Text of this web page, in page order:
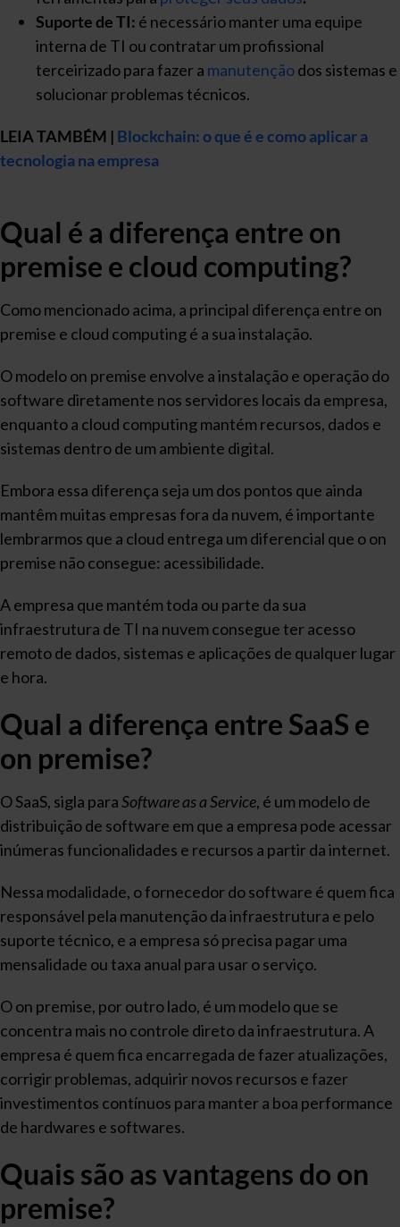
Suporte de TI: é necessário manter uma equipe
interna de TI ou contratar um profissional
terceirizado para fazer a manutençãodos sistemas e
solucionar problemas técnicos.
LEIA TAMBÉM | Blockchain: o que é e como aplicar a
tecnologia na empresa
Qual é a diferença entre on
premise e cloud computing?
Como mencionado acima, a principal diferença entre on
premise e cloud computing é a sua instalação.
O modelo on premise envolve a instalação e operação do
software diretamente nos servidores locais da empresa,
enquanto a cloud computing mantém recursos, dados e
sistemas dentro de um ambiente digital.
Embora essa diferença seja um dos pontos que ainda
mantêm muitas empresas fora da nuvem, é importante
lembrarmos que a cloud entrega um diferencial que o on
premise não consegue: acessibilidade.
A empresa que mantém toda ou parte da sua
infraestrutura de TI na nuvem consegue ter acesso
remoto de dados, sistemas e aplicações de qualquer lugar
e hora.
Qual a diferença entre SaaS e
on premise?
O SaaS, sigla paraSoftware as a Service, é um modelo de
distribuição de software em que a empresa pode acessar
inúmeras funcionalidades e recursos a partir da internet.
Nessa modalidade, o fornecedor do software é quem fica
responsável pela manutenção da infraestrutura e pelo
suporte técnico, e a empresa só precisa pagar uma
mensalidade ou taxa anual para usar o serviço.
O on premise, por outro lado, é um modelo que se
concentra mais no controle direto da infraestrutura. A
empresa é quem fica encarregada de fazer atualizações,
corrigir problemas, adquirir novos recursos e fazer
investimentos contínuos para manter a boa performance
de hardwares e softwares.
Quais são as vantagens do on
premise?